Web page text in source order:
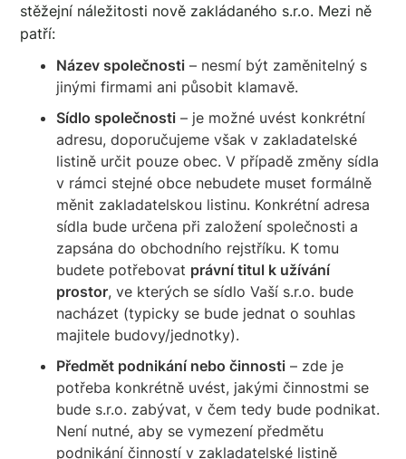
stěžejní náležitosti nově zakládaného s.r.o. Mezi ně
patří:
Název společnosti – nesmí být zaměnitelný s
jinými firmami ani působit klamavě.
Sídlo společnosti – je možné uvést konkrétní
adresu, doporučujeme však v zakladatelské
listině určit pouze obec. V případě změny sídla
v rámci stejné obce nebudete muset formálně
měnit zakladatelskou listinu. Konkrétní adresa
sídla bude určena při založení společnosti a
zapsána do obchodního rejstříku. K tomu
budete potřebovat právní titul k užívání
prostor, ve kterých se sídlo Vaší s.r.o. bude
nacházet (typicky se bude jednat o souhlas
majitele budovy/jednotky).
Předmět podnikání nebo činnosti – zde je
potřeba konkrétně uvést, jakými činnostmi se
bude s.r.o. zabývat, v čem tedy bude podnikat.
Není nutné, aby se vymezení předmětu
podnikání činností v zakladatelské listině